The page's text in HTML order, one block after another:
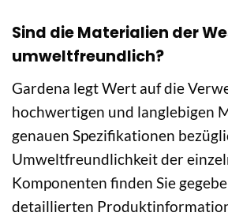
Sind die Materialien der
umweltfreundlich?
Gardena legt Wert auf die
hochwertigen und langlebigen
genauen Spezifikationen
Umweltfreundlichkeit der
Komponenten finden Sie
detaillierten